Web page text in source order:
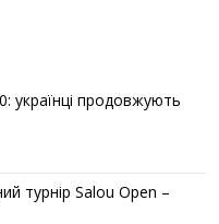
українці продовжують
турнір Salou Open –